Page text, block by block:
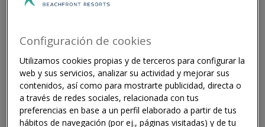
sus novedades en WTM Latin America
14 abr 2025 · Corporativo
Iberostar desembarca en Miami
07 ene 2025 · Corporativo,Estados Unidos
Iberostar avanza nuevos proyectos en
Configuración de cookies
Utilizamos cookies propias y de terceros para configurar la
web y sus servicios, analizar su actividad y mejorar sus
contenidos, así como para mostrarte publicidad, directa o
a través de redes sociales, relacionada con tus
preferencias en base a un perfil elaborado a partir de tus
hábitos de navegación (por ej., páginas visitadas) y de tu